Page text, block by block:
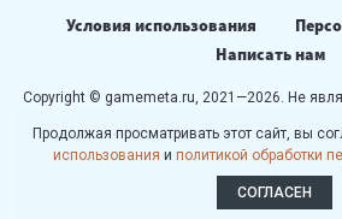
Условия использования
Написать нам
Copyright © gamemeta.ru, 2021—2026. Не
Использование любых материалов
администрацией
18+
Продолжая просматривать этот сайт, вы
использования и политикой обработки
СОГЛАСЕН